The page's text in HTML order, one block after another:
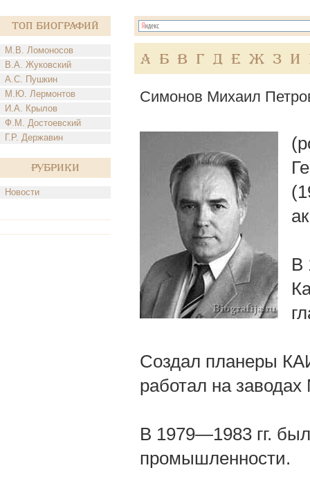
Топ Биографий
М.В. Ломоносов
В.А. Жуковский
А.С. Пушкин
М.Ю. Лермонтов
И.А. Крылов
Ф.М. Достоевский
Г.Р. Державин
Рубрики
Новости
А Б В Г Д Е Ж З И
Симонов Михаил
В
Создал планеры
работал на
В 1979—1983 гг.
промышленности.